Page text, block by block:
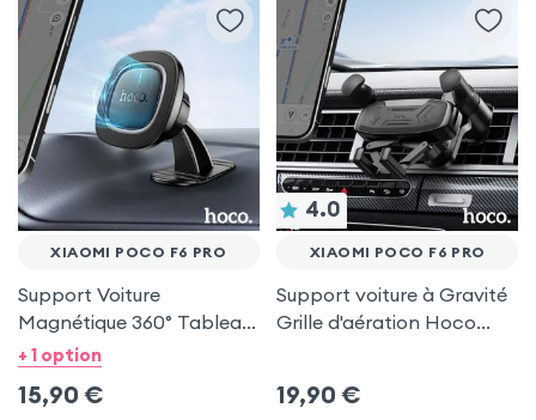
XIAOMI POCO F6 PRO
Support Voiture
Magnétique 360° Tableau
de bord Hoco pour Xiaomi
+ 1 option
15,90 €
4.0
XIAOMI POCO F6 PRO
Support voiture à Gravité
Grille d'aération Hoco
19,90 €